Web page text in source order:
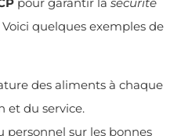
quelques exemples de
des aliments à chaque
et du service.
sur les bonnes